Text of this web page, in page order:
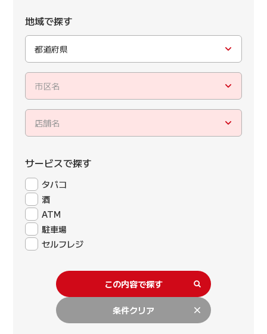
地域で探す
都道府県
市区名
店舗名
サービスで探す
タバコ
酒
ATM
駐車場
セルフレジ
この内容で探す
条件クリア